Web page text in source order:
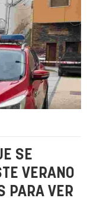
SE
VERANO
PARA VER